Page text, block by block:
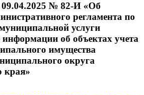
09.04.2025 № 82-И «Об
регламента по
услуги
информации об объектах учета
имущества
округа
края»